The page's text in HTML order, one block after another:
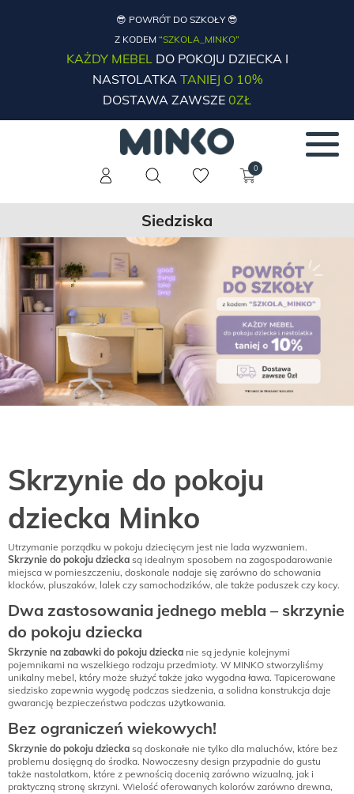
😎 POWRÓT DO SZKOŁY 😎
Z KODEM “SZKOLA_MINKO”
KAŻDY MEBELDO POKOJU DZIECKA I
NASTOLATKATANIEJ O 10%
DOSTAWA ZAWSZE 0ZŁ
0
Siedziska
Skrzynie do pokoju
dziecka Minko
Utrzymanie porządku w pokoju dziecięcym jest nie lada wyzwaniem.
Skrzynie do pokoju dziecka są idealnym sposobem na zagospodarowanie
miejsca w pomieszczeniu, doskonale nadaje się zarówno do schowania
klocków, pluszaków, lalek czy samochodzików, ale także poduszek czy kocy.
Dwa zastosowania jednego mebla – skrzynie
do pokoju dziecka
Skrzynie na zabawki do pokoju dziecka nie są jedynie kolejnymi
pojemnikami na wszelkiego rodzaju przedmioty. W MINKO stworzyliśmy
unikalny mebel, który może służyć także jako wygodna ława. Tapicerowane
siedzisko zapewnia wygodę podczas siedzenia, a solidna konstrukcja daje
gwarancję bezpieczeństwa podczas użytkowania.
Bez ograniczeń wiekowych!
Skrzynie do pokoju dziecka są doskonałe nie tylko dla maluchów, które bez
problemu dosięgną do środka. Nowoczesny design przypadnie do gustu
także nastolatkom, które z pewnością docenią zarówno wizualną, jak i
praktyczną stronę skrzyni. Wielość oferowanych kolorów zarówno drewna,